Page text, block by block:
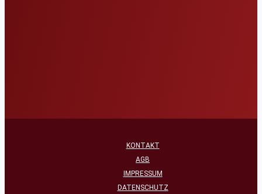
KONTAKT
AGB
IMPRESSUM
DATENSCHUTZ